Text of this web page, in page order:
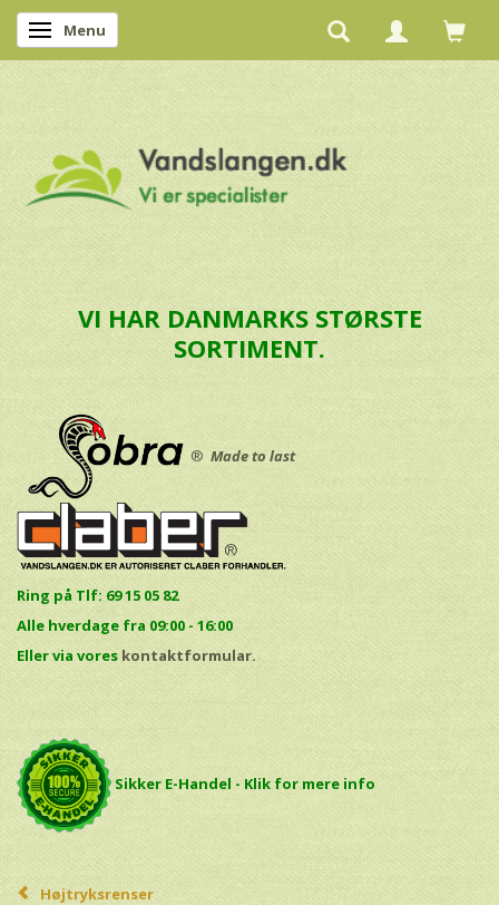
Skifte navigation
Menu
VI HAR DANMARKS STØRSTE
SORTIMENT.
® Made to last
Ring på Tlf: 69 15 05 82
Alle hverdage fra 09:00 - 16:00
Eller via vores kontaktformular.
Sikker E-Handel - Klik for mere info
Højtryksrenser